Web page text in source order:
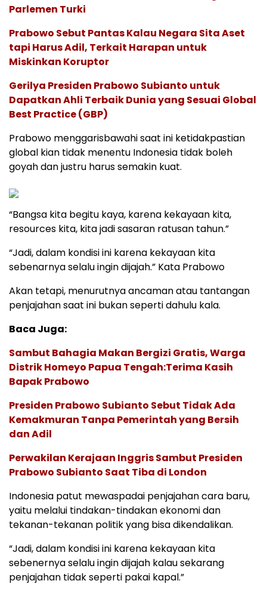
Parlemen Turki
Prabowo Sebut Pantas Kalau Negara Sita Aset
tapi Harus Adil, Terkait Harapan untuk
Miskinkan Koruptor
Gerilya Presiden Prabowo Subianto untuk
Dapatkan Ahli Terbaik Dunia yang Sesuai Global
Best Practice (GBP)
Prabowo menggarisbawahi saat ini ketidakpastian
global kian tidak menentu Indonesia tidak boleh
goyah dan justru harus semakin kuat.
“Bangsa kita begitu kaya, karena kekayaan kita,
resources kita, kita jadi sasaran ratusan tahun.”
“Jadi, dalam kondisi ini karena kekayaan kita
sebenarnya selalu ingin dijajah.” Kata Prabowo
Akan tetapi, menurutnya ancaman atau tantangan
penjajahan saat ini bukan seperti dahulu kala.
Baca Juga:
Sambut Bahagia Makan Bergizi Gratis, Warga
Distrik Homeyo Papua Tengah:Terima Kasih
Bapak Prabowo
Presiden Prabowo Subianto Sebut Tidak Ada
Kemakmuran Tanpa Pemerintah yang Bersih
dan Adil
Perwakilan Kerajaan Inggris Sambut Presiden
Prabowo Subianto Saat Tiba di London
Indonesia patut mewaspadai penjajahan cara baru,
yaitu melalui tindakan-tindakan ekonomi dan
tekanan-tekanan politik yang bisa dikendalikan.
“Jadi, dalam kondisi ini karena kekayaan kita
sebenernya selalu ingin dijajah kalau sekarang
penjajahan tidak seperti pakai kapal.”